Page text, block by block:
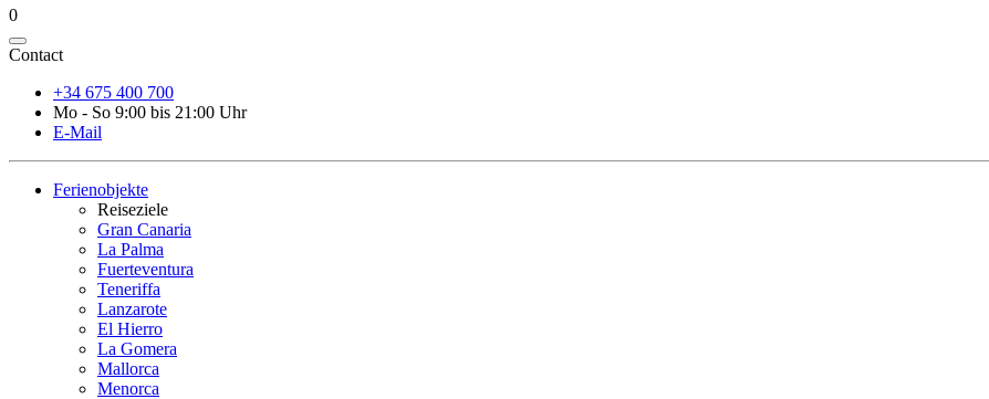
0
Contact
+34 675 400 700
Mo - So 9:00 bis 21:00 Uhr
E-Mail
Ferienobjekte
Reiseziele
Gran Canaria
La Palma
Fuerteventura
Teneriffa
Lanzarote
El Hierro
La Gomera
Mallorca
Menorca